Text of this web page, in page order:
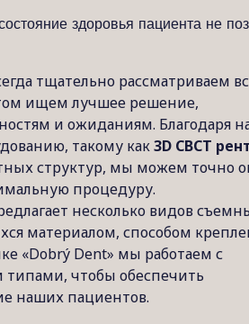
здоровья пациента не
тщательно рассматриваем
ищем лучшее решение,
и ожиданиям. Благодаря
такому как3D CBCT
структур, мы можем точно
процедуру.
несколько видов
материалом, способом
«Dobrý Dent» мы работаем с
чтобы обеспечить
наших пациентов.